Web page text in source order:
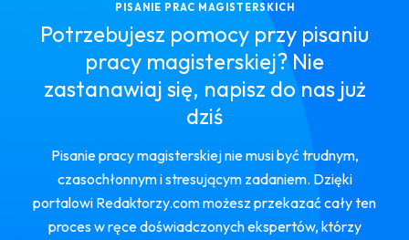
PISANIE PRAC MAGISTERSKICH
Potrzebujesz pomocy przy pisaniu
pracy magisterskiej? Nie
zastanawiaj się, napisz do nas już
dziś
Pisanie pracy magisterskiej nie musi być trudnym,
czasochłonnym i stresującym zadaniem. Dzięki
portalowi Redaktorzy.com możesz przekazać cały ten
proces w ręce doświadczonych ekspertów, którzy